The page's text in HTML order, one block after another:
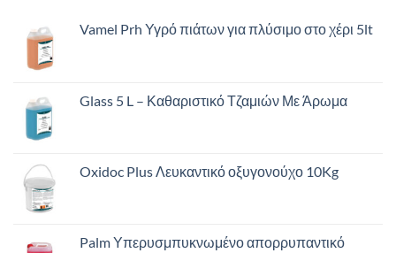
Vamel Prh Υγρό πιάτων για πλύσιμο στο χέρι 5lt
Glass 5 L – Καθαριστικό Τζαμιών Με Άρωμα
Oxidoc Plus Λευκαντικό οξυγονούχο 10Kg
Palm Υπερυσμπυκνωμένο απορρυπαντικό